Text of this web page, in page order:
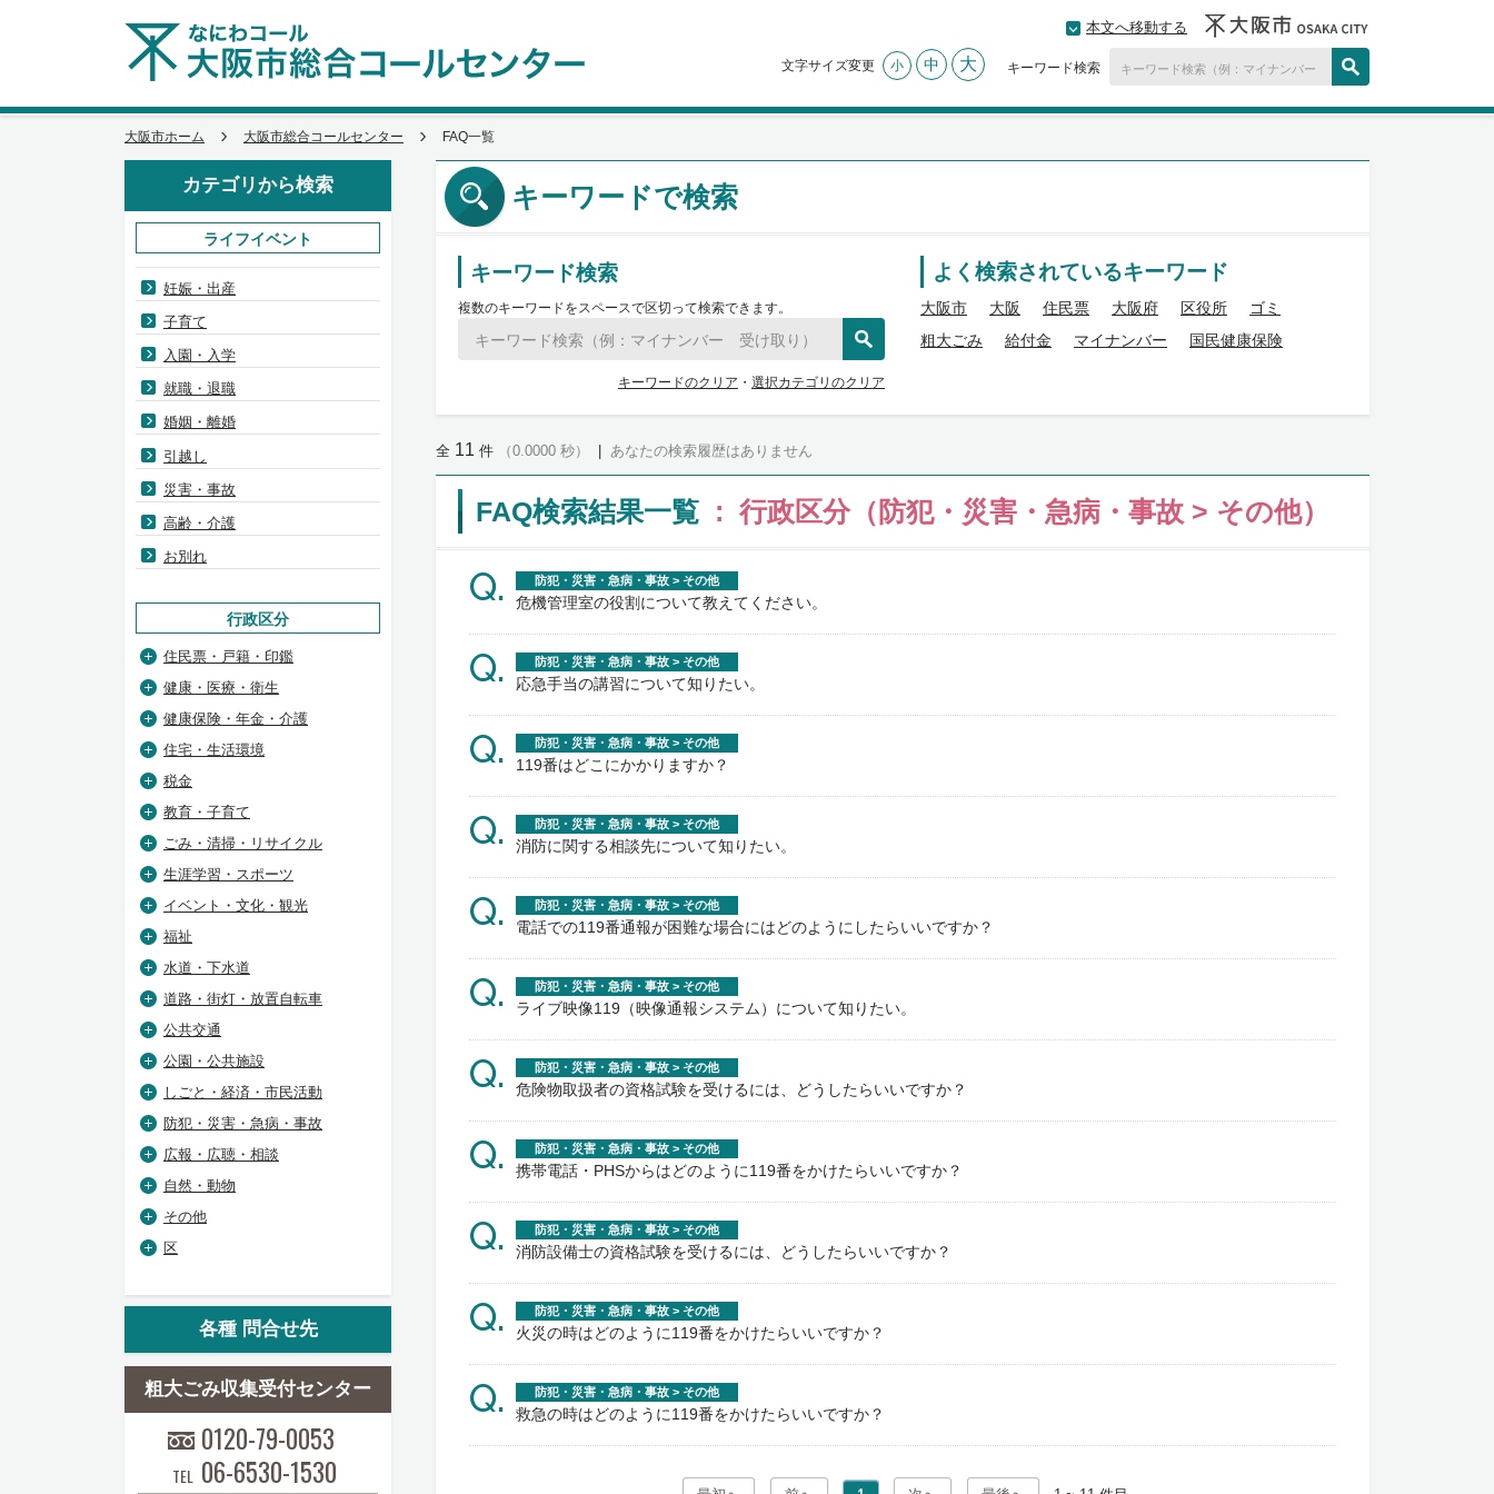
本文へ移動する
文字サイズ変更 小 中 大 キーワード検索
大阪市ホーム 大阪市総合コールセンター FAQ一覧
キーワードで検索
キーワード検索
複数のキーワードをスペースで区切って検索できます。
キーワードのクリア ・ 選択カテゴリのクリア
よく検索されているキーワード
大阪市 大阪 住民票 大阪府 区役所
ゴミ
粗大ごみ
給付金 マイナンバー 国民健康保険
全 11 件 （0.0000 秒） あなたの検索履歴はありません
FAQ検索結果一覧 : 行政区分（防犯・災害・急病・事故 > その他）
Q. 防犯・災害・急病・事故 > その他
危機管理室の役割について教えてください。
Q. 防犯・災害・急病・事故 > その他
応急手当の講習について知りたい。
Q. 防犯・災害・急病・事故 > その他
119番はどこにかかりますか？
Q. 防犯・災害・急病・事故 > その他
消防に関する相談先について知りたい。
Q. 防犯・災害・急病・事故 > その他
電話での119番通報が困難な場合にはどのようにしたらいいですか？
Q. 防犯・災害・急病・事故 > その他
ライブ映像119（映像通報システム）について知りたい。
Q. 防犯・災害・急病・事故 > その他
危険物取扱者の資格試験を受けるには、どうしたらいいですか？
Q. 防犯・災害・急病・事故 > その他
携帯電話・PHSからはどのように119番をかけたらいいですか？
Q. 防犯・災害・急病・事故 > その他
消防設備士の資格試験を受けるには、どうしたらいいですか？
Q. 防犯・災害・急病・事故 > その他
火災の時はどのように119番をかけたらいいですか？
Q. 防犯・災害・急病・事故 > その他
救急の時はどのように119番をかけたらいいですか？
カテゴリから検索
ライフイベント
妊娠・出産
子育て
入園・入学
就職・退職
婚姻・離婚
引越し
災害・事故
高齢・介護
お別れ
行政区分
住民票・戸籍・印鑑
健康・医療・衛生
健康保険・年金・介護
住宅・生活環境
税金
教育・子育て
ごみ・清掃・リサイクル
生涯学習・スポーツ
イベント・文化・観光
福祉
水道・下水道
道路・街灯・放置自転車
公共交通
公園・公共施設
しごと・経済・市民活動
防犯・災害・急病・事故
広報・広聴・相談
自然・動物
その他
区
各種 問合せ先
粗大ごみ収集受付センター
0120-79-0053
TEL 06-6530-1530